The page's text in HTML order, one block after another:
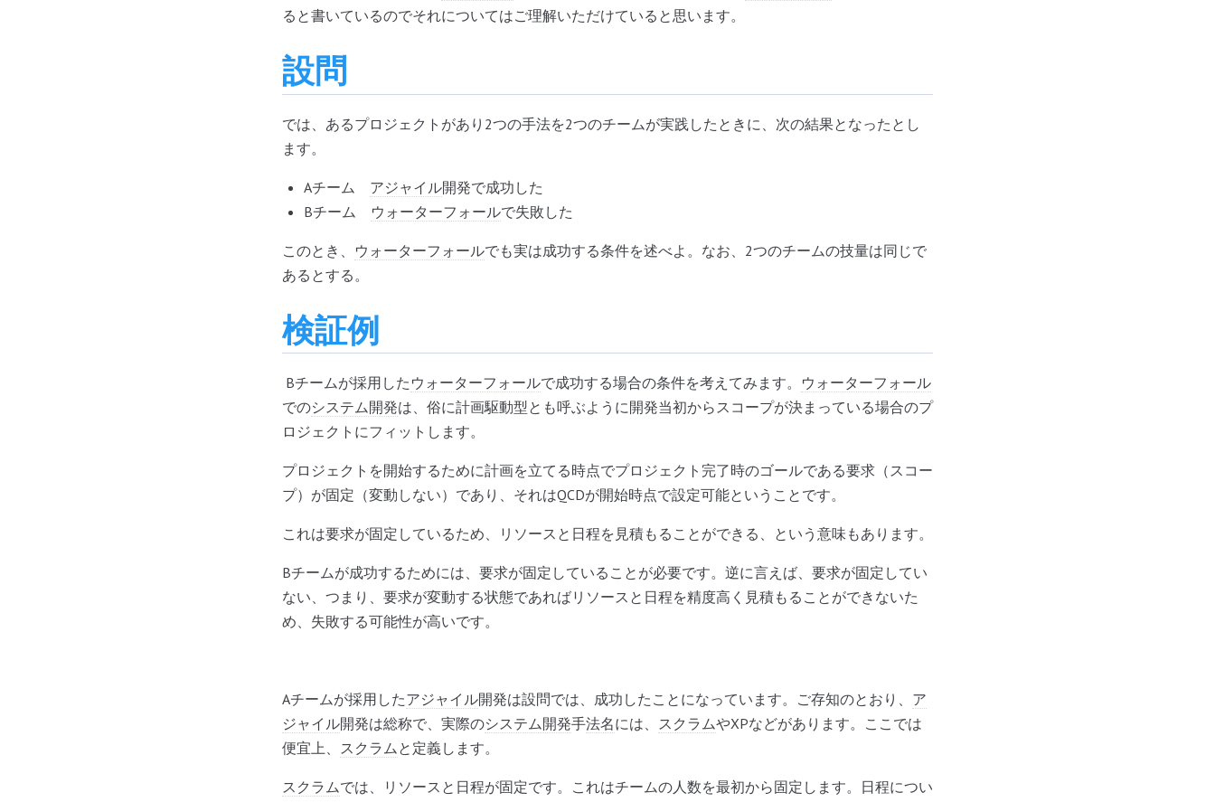
ると書いているのでそれについてはご理解いただけていると思います。
設問
では、あるプロジェクトがあり2つの手法を2つのチームが実践したときに、次の結果となったとし
ます。
Aチーム アジャイル開発で成功した
Bチーム ウォーターフォールで失敗した
このとき、 ウォーターフォールでも実は成功する条件を述べよ。なお、2つのチームの技量は同じで
あるとする。
検証例
Bチームが採用した ウォーターフォールで成功する場合の条件を考えてみます。 ウォーターフォール
でのシステム開発は、俗に計画駆動型とも呼ぶように開発当初からスコープが決まっている場合のプ
ロジェクトにフィットします。
プロジェクトを開始するために計画を立てる時点でプロジェクト完了時のゴールである要求（スコー
プ）が固定（変動しない）であり、それはQCDが開始時点で設定可能ということです。
これは要求が固定しているため、リソースと日程を見積もることができる、という意味もあります。
Bチームが成功するためには、要求が固定していることが必要です。逆に言えば、要求が固定してい
ない、つまり、要求が変動する状態であればリソースと日程を精度高く見積もることができないた
め、失敗する可能性が高いです。
Aチームが採用したアジャイル開発は設問では、成功したことになっています。ご存知のとおり、 ア
ジャイル開発は総称で、実際のシステム開発手法名には、 スクラムやXPなどがあります。ここでは
便宜上、 スクラムと定義します。
スクラムでは、リソースと日程が固定です。これはチームの人数を最初から固定します。日程につい